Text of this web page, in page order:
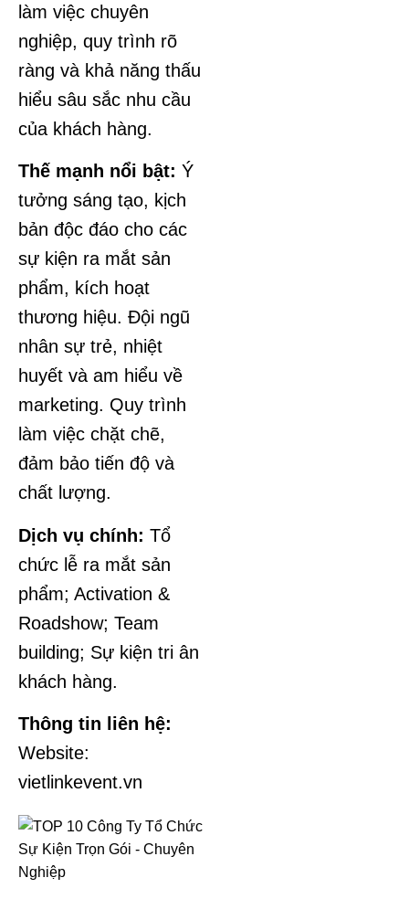
làm việc chuyên
nghiệp, quy trình rõ
ràng và khả năng thấu
hiểu sâu sắc nhu cầu
của khách hàng.
Thế mạnh nổi bật: Ý
tưởng sáng tạo, kịch
bản độc đáo cho các
sự kiện ra mắt sản
phẩm, kích hoạt
thương hiệu. Đội ngũ
nhân sự trẻ, nhiệt
huyết và am hiểu về
marketing. Quy trình
làm việc chặt chẽ,
đảm bảo tiến độ và
chất lượng.
Dịch vụ chính: Tổ
chức lễ ra mắt sản
phẩm; Activation &
Roadshow; Team
building; Sự kiện tri ân
khách hàng.
Thông tin liên hệ:
Website:
vietlinkevent.vn